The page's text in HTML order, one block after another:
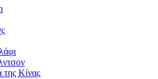
της Κίνας